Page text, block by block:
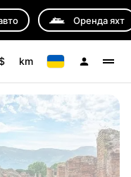
Оренда яхт
km